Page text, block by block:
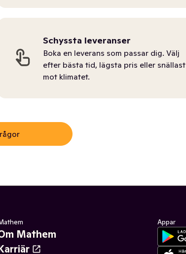
Schyssta leveranser
Boka en leverans som passar dig. Välj
efter bästa tid, lägsta pris eller snällast
mot klimatet.
Mathem
Appar